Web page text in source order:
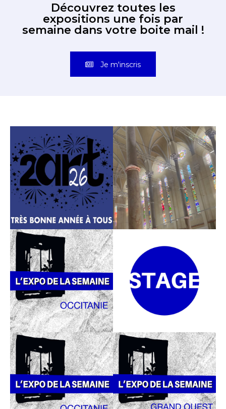
Découvrez toutes les
expositions une fois par
semaine dans votre boite mail !
Je m'inscris